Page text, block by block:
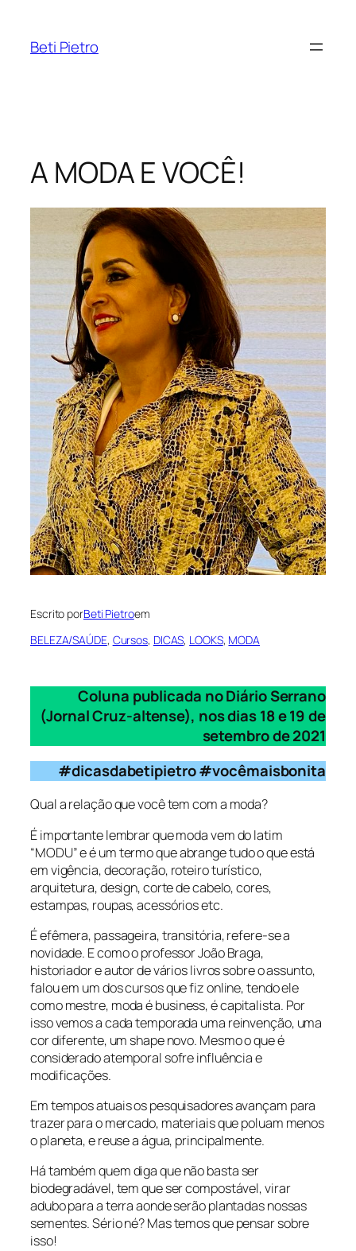
Beti Pietro
A MODA E VOCÊ!
Escrito porBeti Pietroem
BELEZA/SAÚDE, Cursos, DICAS, LOOKS, MODA
Coluna publicada no Diário Serrano
(Jornal Cruz-altense), nos dias 18 e 19 de
setembro de 2021
#dicasdabetipietro #vocêmaisbonita
Qual a relação que você tem com a moda?
É importante lembrar que moda vem do latim
“MODU”e é um termo que abrange tudo o que está
em vigência, decoração, roteiro turístico,
arquitetura, design, corte de cabelo, cores,
estampas, roupas, acessórios etc.
É efêmera, passageira, transitória, refere-se a
novidade. E como o professor João Braga,
historiador e autor de vários livros sobre o assunto,
falou em um dos cursos que fiz online, tendo ele
como mestre, moda é business, écapitalista. Por
isso vemos a cada temporada uma reinvenção, uma
cor diferente, um shape novo. Mesmo o que é
considerado atemporal sofre influência e
modificações.
Em tempos atuais os pesquisadores avançam para
trazer para o mercado, materiais que poluam menos
o planeta, e reuse a água, principalmente.
Há também quem diga que não basta ser
biodegradável, tem que ser compostável, virar
adubo para a terra aonde serão plantadas nossas
sementes. Sério né? Mas temos que pensar sobre
isso!